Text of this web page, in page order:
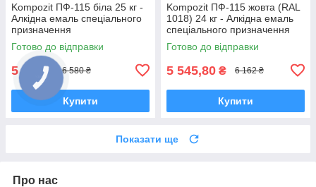
Kompozit ПФ-115 біла 25 кг -
Алкідна емаль спеціального
призначення
Готово до відправки
5 922 ₴ 6 580 ₴
Купити
Kompozit ПФ-115 жовта (RAL
1018) 24 кг - Алкідна емаль
спеціального призначення
Готово до відправки
5 545,80 ₴ 6 162 ₴
Купити
Показати ще
Про нас